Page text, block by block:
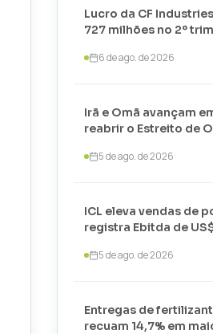
Lucro da CF
727 milhões no 2º
6 de ago. de 2026
Irã e Omã avançam
reabrir o Estreito de
5 de ago. de 2026
ICL eleva vendas de
registra Ebitda de
5 de ago. de 2026
Entregas de
recuam 14,7% em